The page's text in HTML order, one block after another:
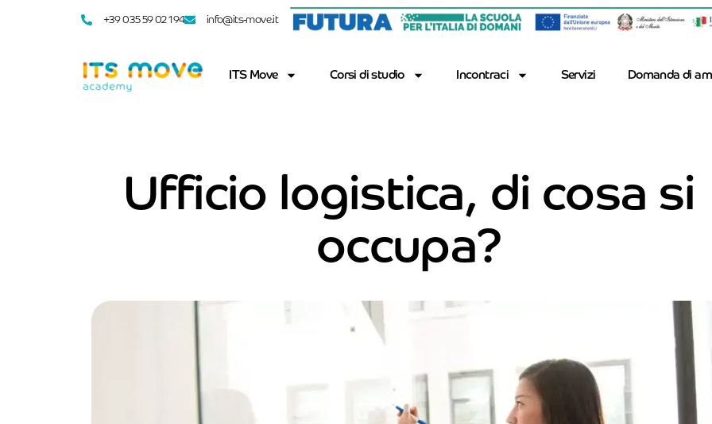
+39 035 59 02 194 info@its-move.it
ITS Move Corsi di studio Incontraci Servizi Domanda di
Ufficio logistica, di cosa si
occupa?